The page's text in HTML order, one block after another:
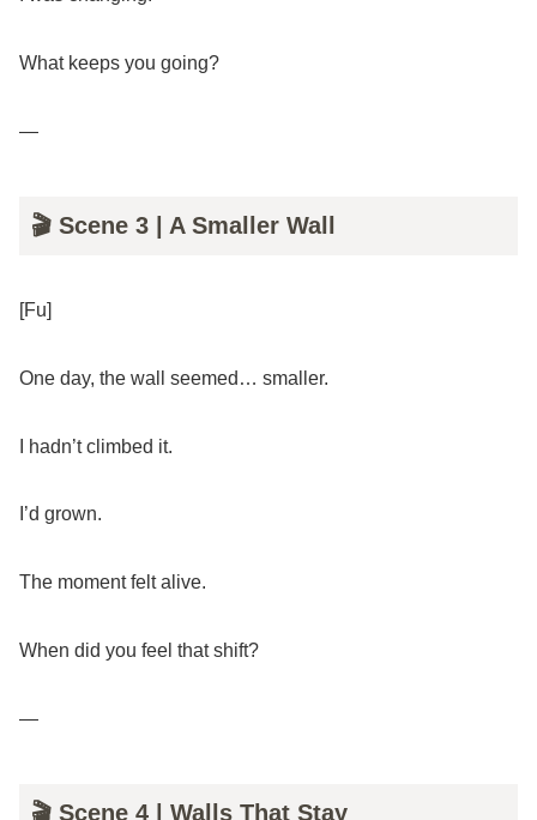
What keeps you going?
—
🎬 Scene 3 | A Smaller Wall
[Fu]
One day, the wall seemed… smaller.
I hadn’t climbed it.
I’d grown.
The moment felt alive.
When did you feel that shift?
—
🎬 Scene 4 | Walls That Stay